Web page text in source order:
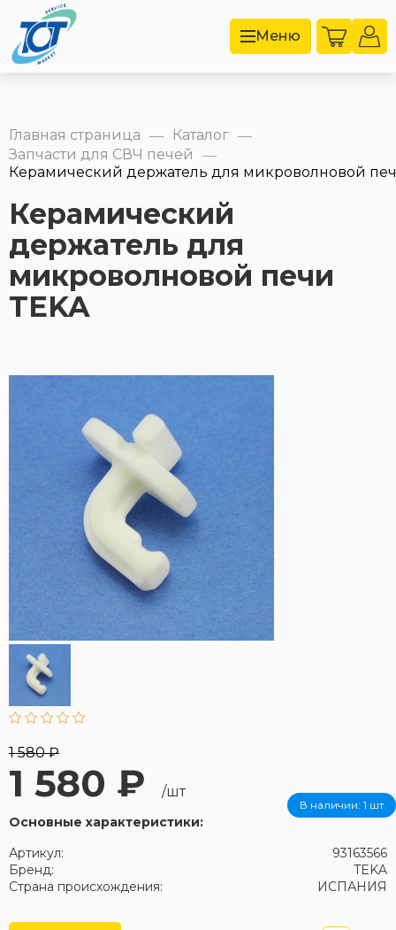
Меню
Главная страница — Каталог —
Запчасти для СВЧ печей —
Керамический держатель для микроволновой
Керамический
держатель для
микроволновой печи
TEKA
1 580 ₽
1 580 ₽ /шт
В наличии: 1 шт
Основные характеристики:
Артикул:
93163566
Бренд:
TEKA
Страна происхождения:
ИСПАНИЯ